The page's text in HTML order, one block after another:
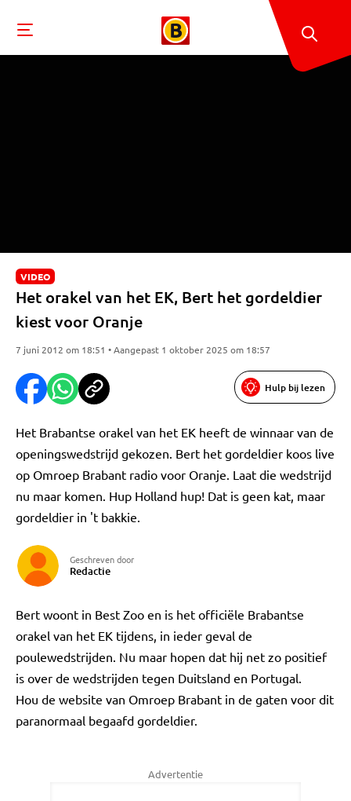
VIDEO
Het orakel van het EK, Bert het gordeldier
kiest voor Oranje
7 juni 2012 om 18:51 • Aangepast 1 oktober 2025 om 18:57
Hulp bij lezen
Het Brabantse orakel van het EK heeft de winnaar van de
openingswedstrijd gekozen. Bert het gordeldier koos live
op Omroep Brabant radio voor Oranje. Laat die wedstrijd
nu maar komen. Hup Holland hup! Dat is geen kat, maar
gordeldier in 't bakkie.
Geschreven door
Redactie
Bert woont in Best Zoo en is het officiële Brabantse
orakel van het EK tijdens, in ieder geval de
poulewedstrijden. Nu maar hopen dat hij net zo positief
is over de wedstrijden tegen Duitsland en Portugal.
Hou de website van Omroep Brabant in de gaten voor dit
paranormaal begaafd gordeldier.
Advertentie